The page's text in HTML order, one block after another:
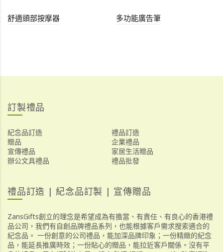
舒適頭部按摩器 多功能廣告筆
訂製禮品
紀念品訂造
禮品訂造
贈品
企業禮品
宣傳禮品
家居生活贈品
辦公文具禮品
禮品批發
禮品訂造 | 紀念品訂製 | 宣傳贈品
ZansGifts創立的理念是希望成為有擔當、有責任、有良心的香港禮
品公司，我們有自創品牌禮品系列，也能根據客戶需求搜索適合的
紀念品。 一份創意的公司禮品，能加深品牌印象；一份精緻的紀念
品，能延長推廣時效；一份貼心的贈品，能拉近客戶關係。沒有平